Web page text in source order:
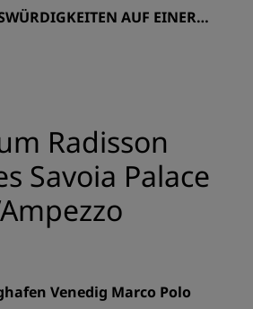
AUF EINER K
Radisson
Savoia Palace
Venedig Marco Polo